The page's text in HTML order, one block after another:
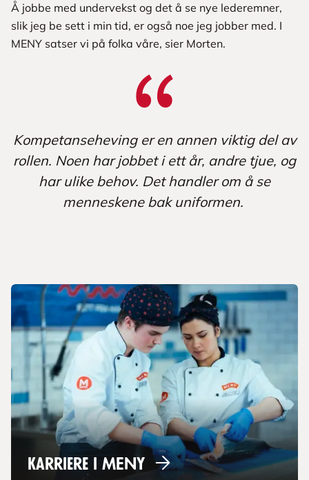
Å jobbe med undervekst og det å se nye lederemner,
slik jeg be sett i min tid, er også noe jeg jobber med. I
MENY satser vi på folka våre, sier Morten.
Kompetanseheving er en annen viktig del av
rollen. Noen har jobbet i ett år, andre tjue, og
har ulike behov. Det handler om å se
menneskene bak uniformen.
Karriere i MENY